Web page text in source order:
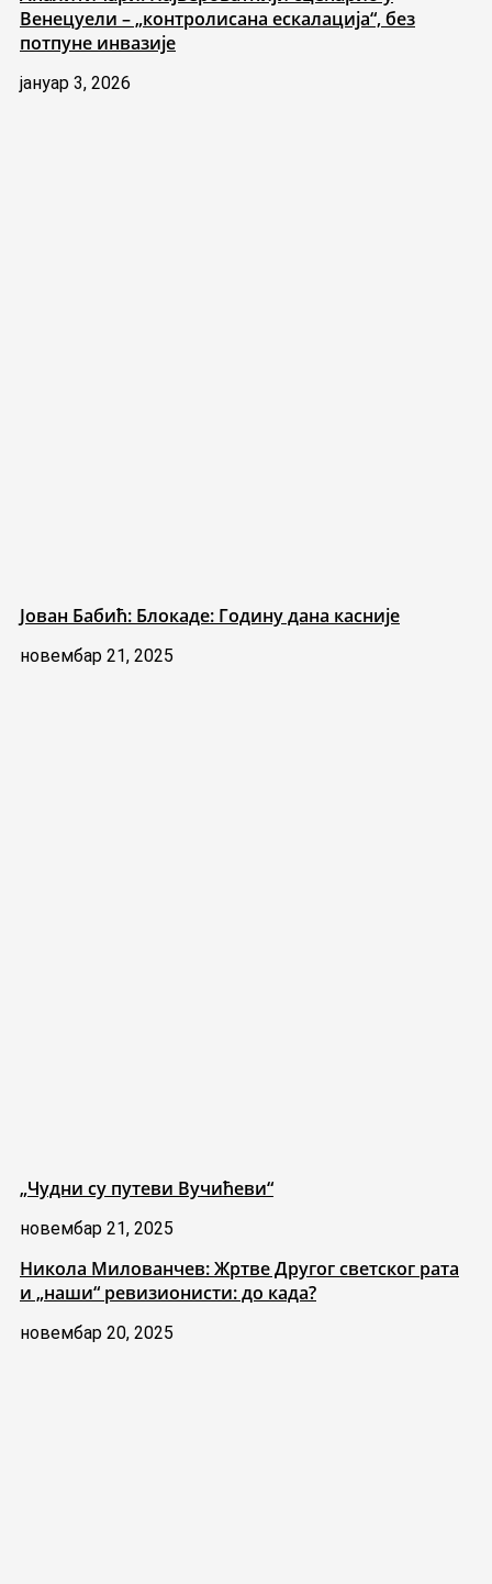
Венецуели – „контролисана ескалација“, без
потпуне инвазије
јануар 3, 2026
Јован Бабић: Блокаде: Годину дана касније
новембар 21, 2025
„Чудни су путеви Вучићеви“
новембар 21, 2025
Никола Милованчев: Жртве Другог светског рата
и „наши“ ревизионисти: до када?
новембар 20, 2025